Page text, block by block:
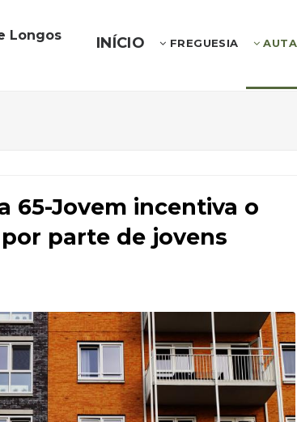
Longos
INÍCIO FREGUESIA
65-Jovem incentiva o
parte de jovens